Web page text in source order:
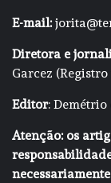
E-mail:
Diretora e
Garcez (Registro
Editor: Demétrio
Atenção: os